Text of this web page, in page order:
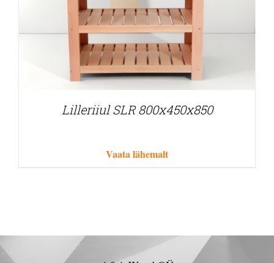
Lilleriiul SLR 800x450x850
Vaata lähemalt